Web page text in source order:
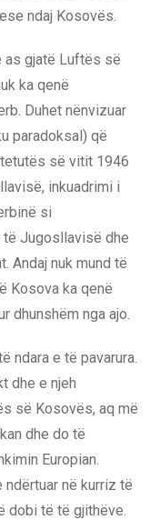
ndaj Kosovës.
as gjatë Luftës së
ka qenë
Duhet nënvizuar
paradoksal) që
së vitit 1946
inkuadrimi i
si
Jugosllavisë dhe
Andaj nuk mund të
Kosova ka qenë
dhunshëm nga ajo.
ndara e të pavarura.
dhe e njeh
së Kosovës, aq më
dhe do të
Europian.
ndërtuar në kurriz të
dobi të të gjithëve.